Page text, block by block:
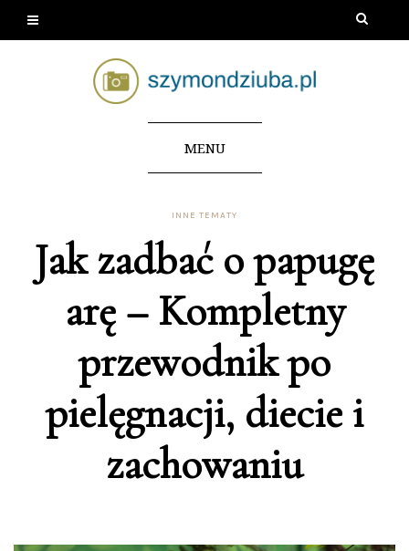
MENU
INNE TEMATY
Jak zadbać o papugę
arę – Kompletny
przewodnik po
pielęgnacji, diecie i
zachowaniu